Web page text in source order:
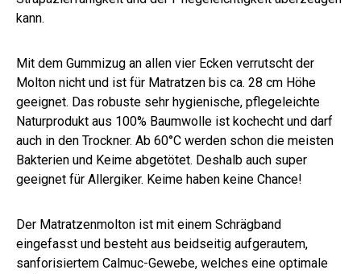
kann.
Mit dem Gummizug an allen vier Ecken verrutscht der
Molton nicht und ist für Matratzen bis ca. 28 cm Höhe
geeignet. Das robuste sehr hygienische, pflegeleichte
Naturprodukt aus 100% Baumwolle ist kochecht und darf
auch in den Trockner. Ab 60°C werden schon die meisten
Bakterien und Keime abgetötet. Deshalb auch super
geeignet für Allergiker. Keime haben keine Chance!
Der Matratzenmolton ist mit einem Schrägband
eingefasst und besteht aus beidseitig aufgerautem,
sanforisiertem Calmuc-Gewebe, welches eine optimale